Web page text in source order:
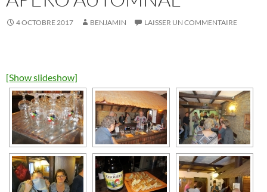
4 OCTOBRE 2017 BENJAMIN LAISSER UN COMMENTAIRE
[Show slideshow]